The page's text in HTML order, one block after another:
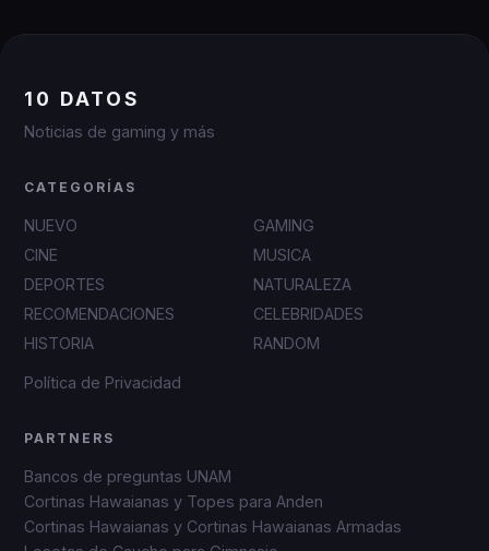
10 DATOS
Noticias de gaming y más
CATEGORÍAS
NUEVO
GAMING
CINE
MUSICA
DEPORTES
NATURALEZA
RECOMENDACIONES
CELEBRIDADES
HISTORIA
RANDOM
Política de Privacidad
PARTNERS
Bancos de preguntas UNAM
Cortinas Hawaianas y Topes para Anden
Cortinas Hawaianas y Cortinas Hawaianas Armadas